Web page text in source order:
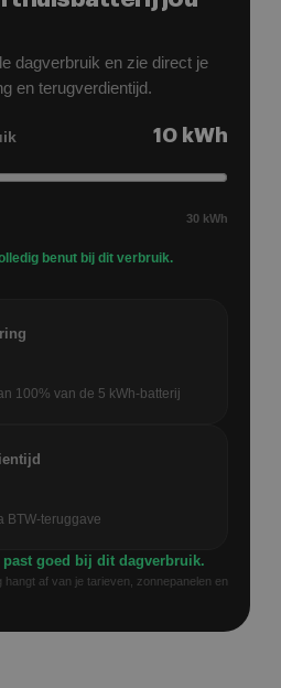
dagverbruik en zie direct je
en terugverdientijd.
10 kWh
30 kWh
benut bij dit verbruik.
100% van de 5 kWh-batterij
BTW-teruggave
goed bij dit dagverbruik.
hangt af van je tarieven, zonnepanelen en